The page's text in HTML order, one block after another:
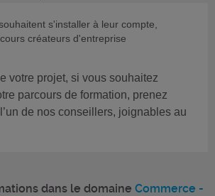
s'installer à leur compte,
créateurs d'entreprise
votre projet, si vous souhaitez
parcours de formation, prenez
de nos conseillers, joignables au
dans le domaine Commerce -